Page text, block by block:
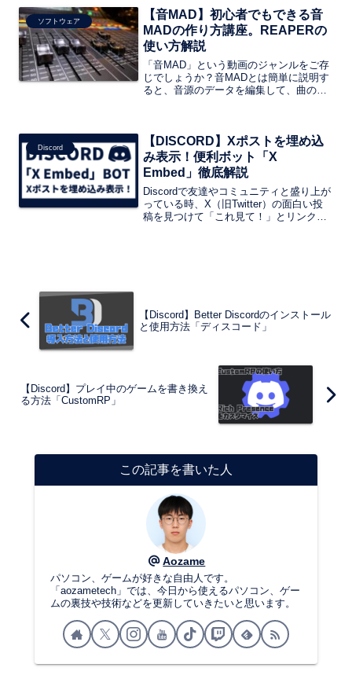
す。ただし、少しわかりにくい設定が必
要です。
ソフトウェア
【音MAD】初心者でもできる音
MADの作り方講座。REAPERの
使い方解説
「音MAD」という動画のジャンルをご存
じでしょうか？音MADとは簡単に説明す
ると、音源のデータを編集して、曲のピ
画」や「Youtube」などの動画投稿サイ
トに投稿することによって、ネタ動画と
して広まります。
Discord
【DISCORD】Xポストを埋め込
み表示！便利ボット「X
Embed」徹底解説
Discordで友達やコミュニティと盛り上が
っている時、X（旧Twitter）の面白い投
稿を見つけて「これ見て！」とリンクを
【Discord】Better Discordのインストール
と使用方法「ディスコード」
【Discord】プレイ中のゲームを書き換え
る方法「CustomRP」
この記事を書いた人
Aozame
パソコン、ゲームが好きな自由人です。
「aozametech」では、今日から使えるパソコン、ゲー
ムの裏技や技術などを更新していきたいと思います。